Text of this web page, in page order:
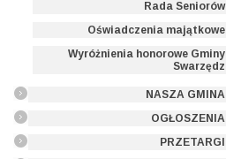
Rada Seniorów
Oświadczenia majątkowe
Wyróżnienia honorowe Gminy
Swarzędz
NASZA GMINA
OGŁOSZENIA
PRZETARGI